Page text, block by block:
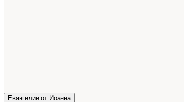
Евангелие от Иоанна